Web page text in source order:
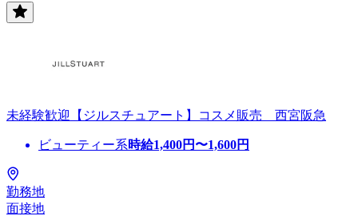
未経験歓迎【ジルスチュアート】コスメ販売 西宮阪急
ビューティー系時給1,400円〜1,600円
勤務地
面接地